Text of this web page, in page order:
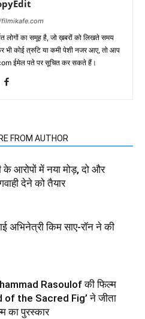
लोगों का समूह है, जो ख़बरों को लिखते समय
भी कोई त्रुटि या कमी पेशी नजर आए, तो आप
ईमेल पते पर सूचित कर सकते हैं।
FROM AUTHOR
के आरोपों में नया मोड़, दो और
देने को तैयार
अभिनेत्री किम साए-रॉन ने की
Rasoulof की फिल्म
of the Sacred Fig’ ने जीता
का पुरस्कार